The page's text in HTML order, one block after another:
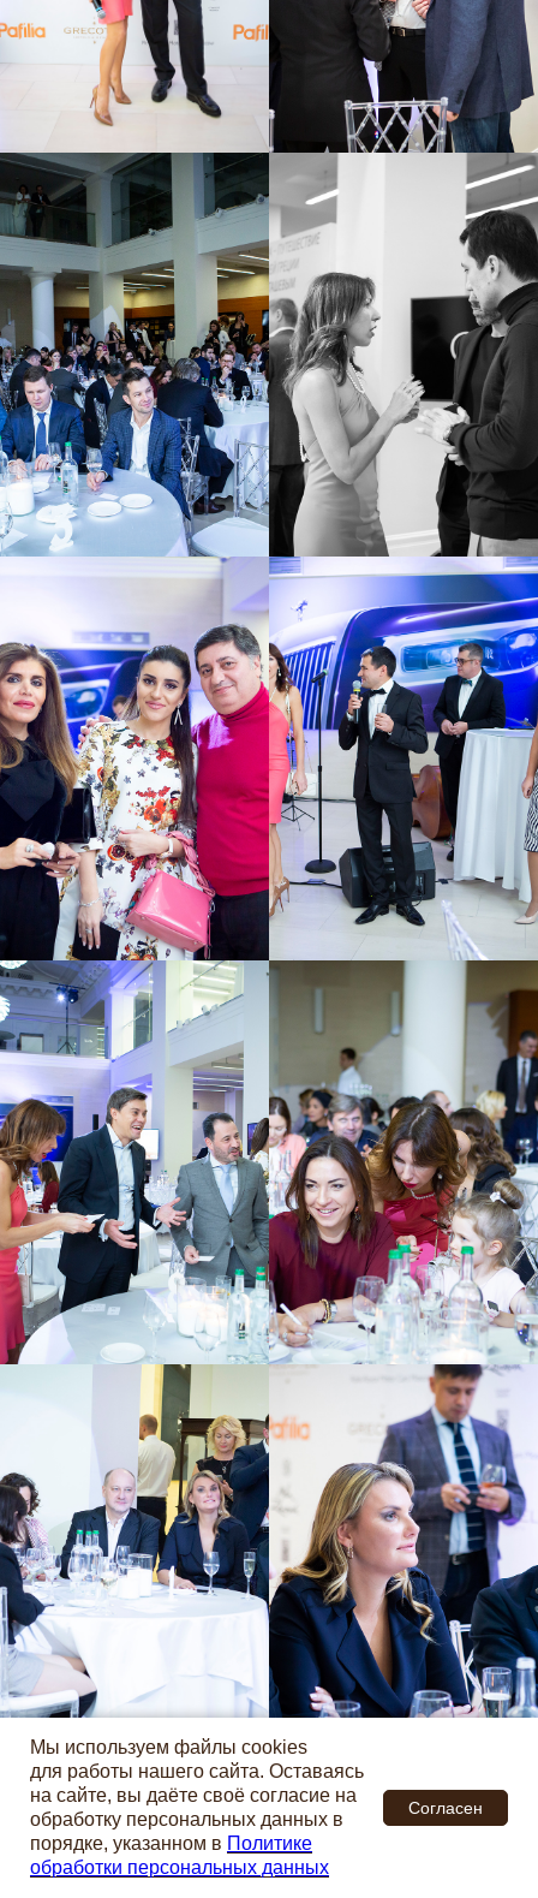
Мы используем файлы cookies
для работы нашего сайта. Оставаясь
на сайте, вы даёте своё согласие на
обработку персональных данных в
порядке, указанном в Политике
обработки персональных данных
Согласен